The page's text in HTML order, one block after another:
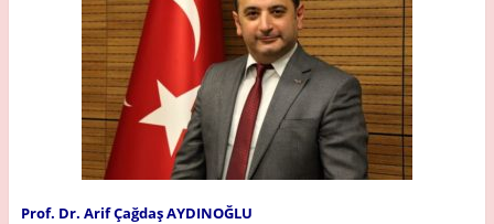
Prof. Dr. Arif Çağdaş AYDINOĞLU